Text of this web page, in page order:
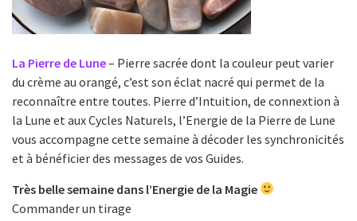
La Pierre de Lune– Pierre sacrée dont la couleur peut varier
du crème au orangé, c’est son éclat nacré qui permet de la
reconnaître entre toutes. Pierre d’Intuition, de connextion à
la Lune et aux Cycles Naturels, l’Energie de la Pierre de Lune
vous accompagne cette semaine à décoder les synchronicités
et à bénéficier des messages de vos Guides.
Très belle semaine dans l’Energie de la Magie
Commander un tirage